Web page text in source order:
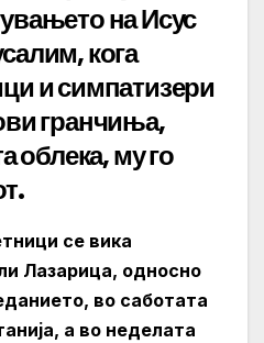
на Исус
кога
и симпатизери
гранчиња,
облека, му го
се вика
Лазарица, односно
во саботата
а во неделата